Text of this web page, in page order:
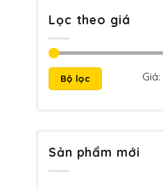
Lọc theo giá
Giá
thiểu
Giá
đa
Bộ lọc Giá:
Sản phẩm mới